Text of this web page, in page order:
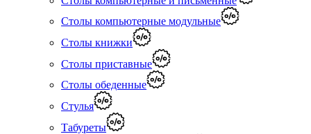
Столы компьютерные модульные
Столы книжки
Столы приставные
Столы обеденные
Стулья
Табуреты